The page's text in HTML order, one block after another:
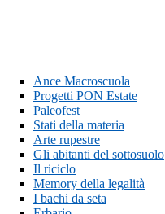
Ance Macroscuola
Progetti PON Estate
Paleofest
Stati della materia
Arte rupestre
Gli abitanti del sottosuolo
Il riciclo
Memory della legalità
I bachi da seta